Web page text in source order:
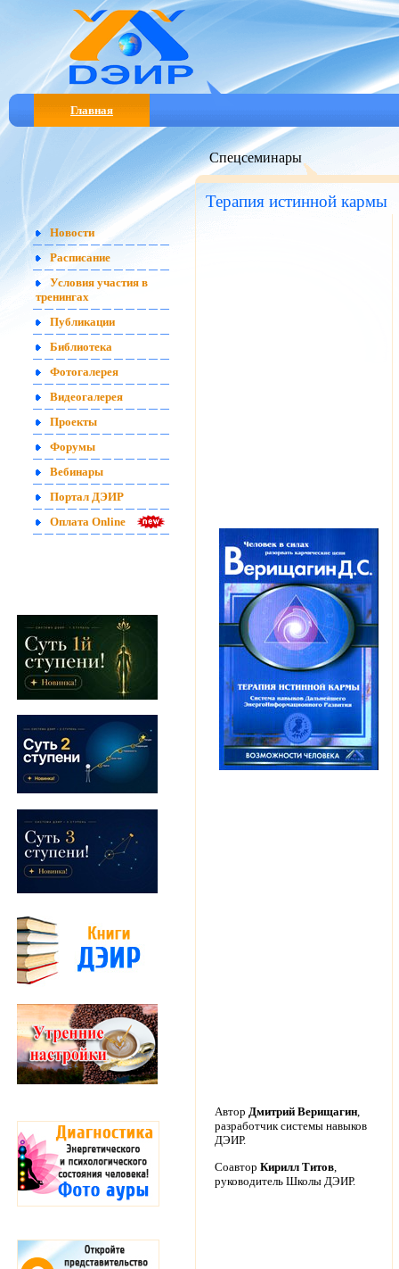
Главная
Новости
Расписание
Условия участия в
тренингах
Публикации
Библиотека
Фотогалерея
Видеогалерея
Проекты
Форумы
Вебинары
Портал ДЭИР
Оплата Online
Спецсеминары
Терапия истинной кармы
Автор Дмитрий Верищагин,
разработчик системы навыков
ДЭИР.
Соавтор Кирилл Титов
руководитель Школы ДЭИР.